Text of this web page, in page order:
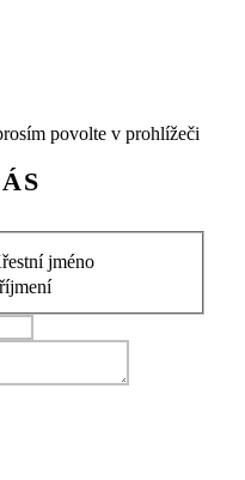
povolte v prohlížeči
jméno